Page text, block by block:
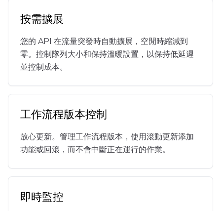
按需擴展
您的 API 在流量突發時自動擴展，空閒時縮減到
零。控制隊列大小和保持溫暖設置，以保持低延遲
並控制成本。
工作流程版本控制
放心更新。管理工作流程版本，使用滾動更新添加
功能或回滾，而不會中斷正在運行的作業。
即時監控